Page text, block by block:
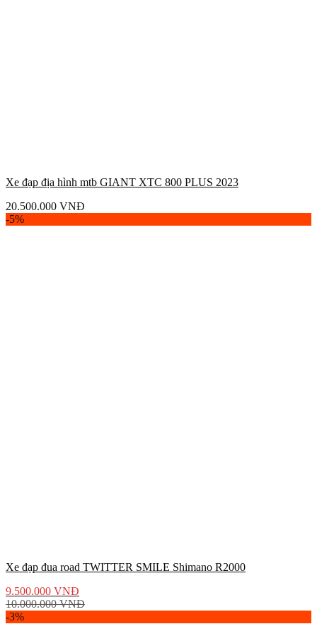
Xe đạp địa hình mtb GIANT XTC 800 PLUS 2023
20.500.000 VNĐ
-5%
Xe đạp đua road TWITTER SMILE Shimano R2000
9.500.000 VNĐ
10.000.000VNĐ
-3%